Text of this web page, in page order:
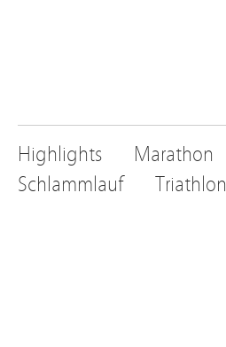
Highlights Marathon
Schlammlauf
Triathlon